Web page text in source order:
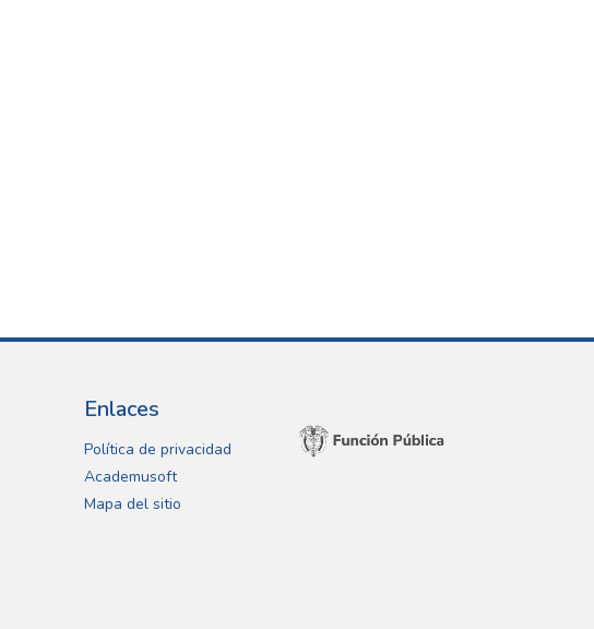
Enlaces
Política de privacidad
Academusoft
Mapa del sitio